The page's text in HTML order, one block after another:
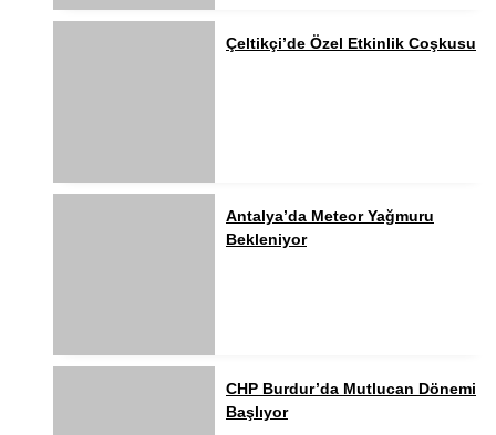
Çeltikçi’de Özel Etkinlik Coşkusu
Antalya’da Meteor Yağmuru
Bekleniyor
CHP Burdur’da Mutlucan Dönemi
Başlıyor